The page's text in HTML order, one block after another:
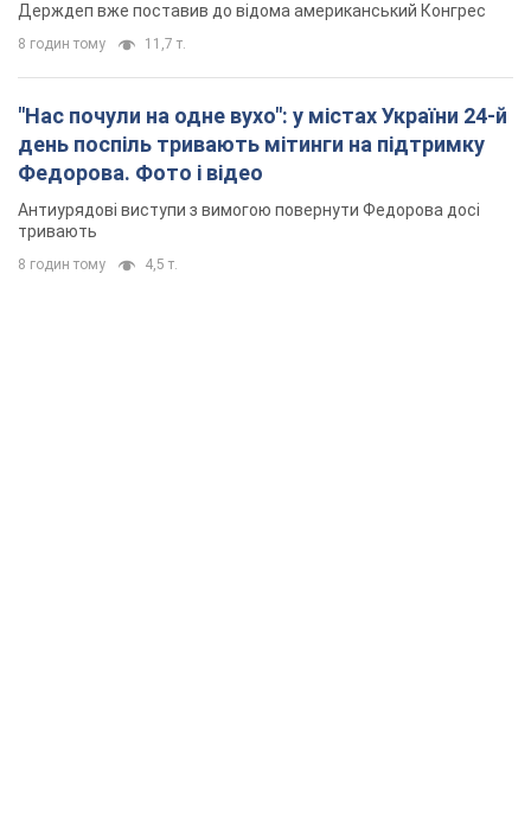
Держдеп вже поставив до відома американський Конгрес
8 годин тому 11,7 т.
"Нас почули на одне вухо": у містах України 24-й
день поспіль тривають мітинги на підтримку
Федорова. Фото і відео
Антиурядові виступи з вимогою повернути Федорова досі
тривають
8 годин тому 4,5 т.